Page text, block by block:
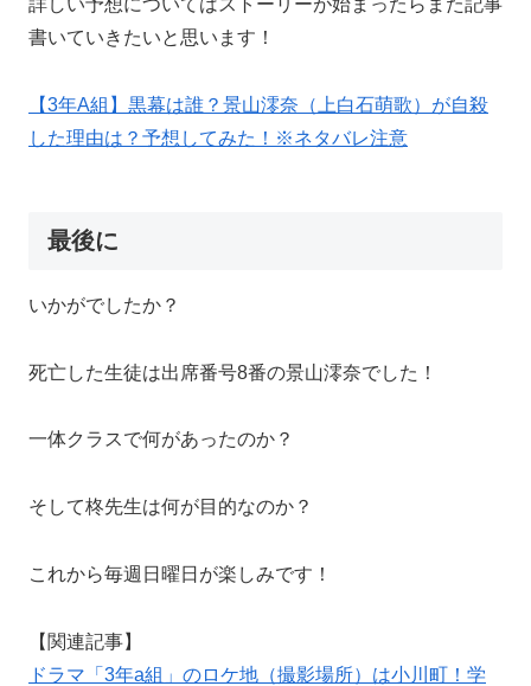
詳しい予想についてはストーリーが始まったらまた記事
書いていきたいと思います！
【3年A組】黒幕は誰？景山澪奈（上白石萌歌）が自殺
した理由は？予想してみた！※ネタバレ注意
最後に
いかがでしたか？
死亡した生徒は出席番号8番の景山澪奈でした！
一体クラスで何があったのか？
そして柊先生は何が目的なのか？
これから毎週日曜日が楽しみです！
【関連記事】
ドラマ「3年a組」のロケ地（撮影場所）は小川町！学